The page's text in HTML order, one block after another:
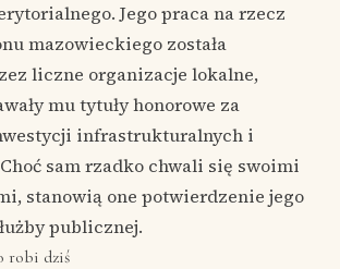
Jego praca na rzecz
mazowieckiego została
liczne organizacje lokalne,
mu tytuły honorowe za
infrastrukturalnych i
sam rzadko chwali się swoimi
stanowią one potwierdzenie jego
publicznej.
robi dziś